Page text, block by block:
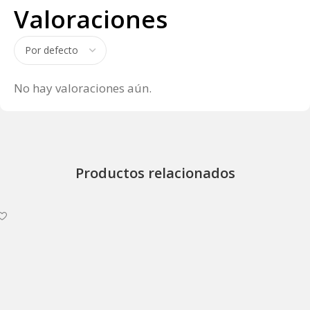
Valoraciones
No hay valoraciones aún.
Productos relacionados